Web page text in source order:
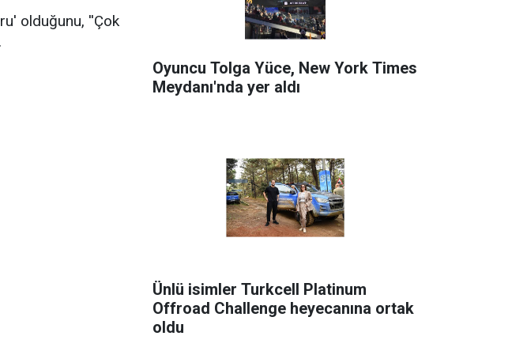
olduğunu, ''Çok
Oyuncu Tolga Yüce, New York Times
Meydanı'nda yer aldı
Ünlü isimler Turkcell Platinum
Offroad Challenge heyecanına ortak
oldu